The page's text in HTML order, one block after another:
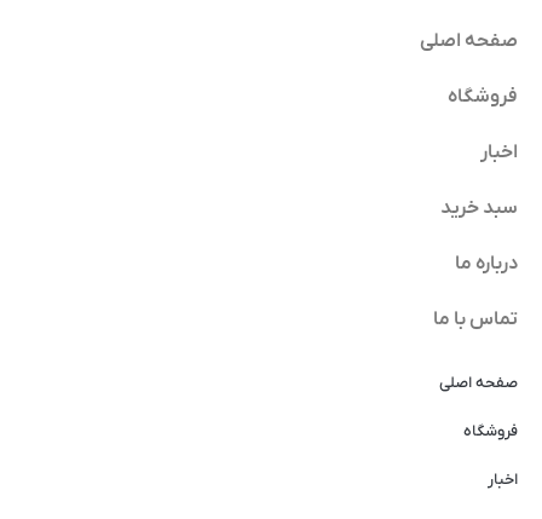
صفحه اصلی
فروشگاه
اخبار
سبد خرید
درباره ما
تماس با ما
صفحه اصلی
فروشگاه
اخبار